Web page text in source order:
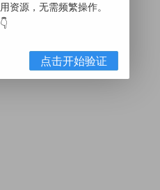
资源，无需频繁操作。
点击开始验证